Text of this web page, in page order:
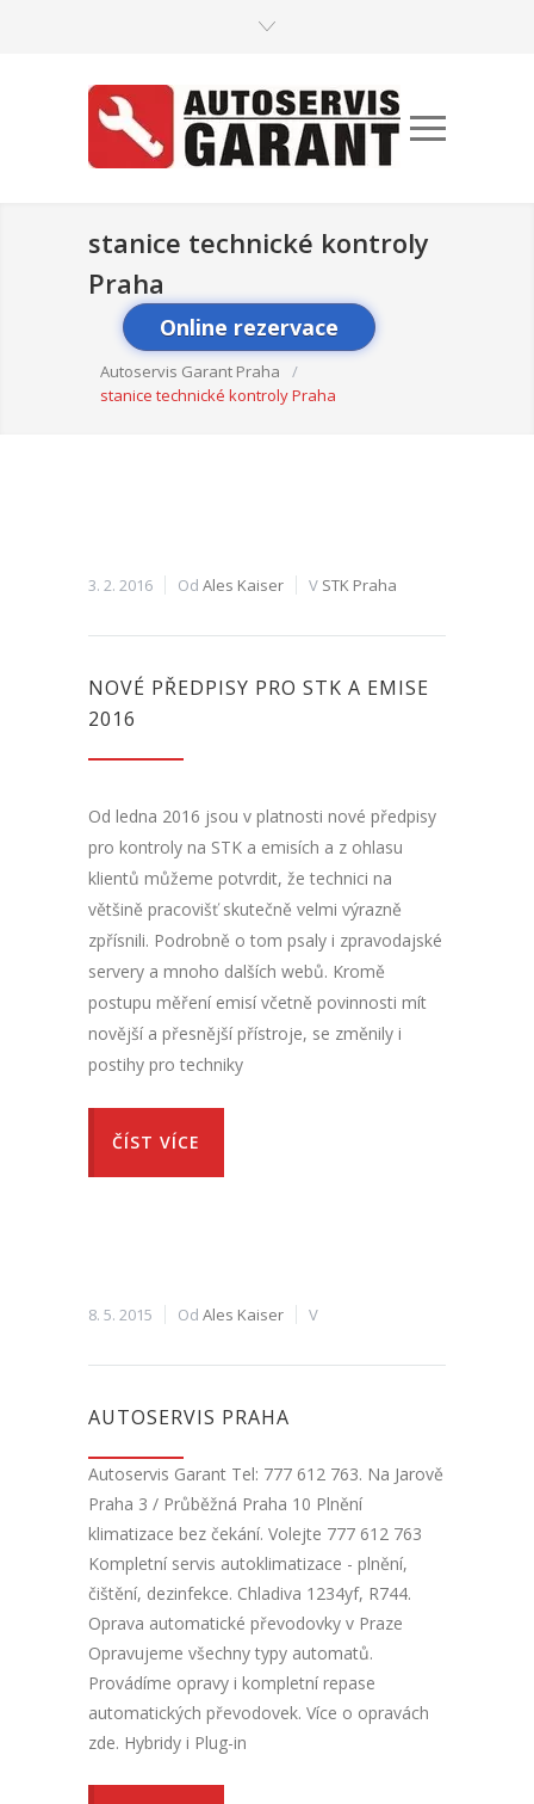
stanice technické kontroly
Praha
Online rezervace
Autoservis Garant Praha
/
stanice technické kontroly Praha
3. 2. 2016 Od Ales Kaiser V STK Praha
NOVÉ PŘEDPISY PRO STK A EMISE
2016
Od ledna 2016 jsou v platnosti nové předpisy
pro kontroly na STK a emisích a z ohlasu
klientů můžeme potvrdit, že technici na
většině pracovišť skutečně velmi výrazně
zpřísnili. Podrobně o tom psaly i zpravodajské
servery a mnoho dalších webů. Kromě
postupu měření emisí včetně povinnosti mít
novější a přesnější přístroje, se změnily i
postihy pro techniky
ČÍST VÍCE
8. 5. 2015 Od Ales Kaiser V
AUTOSERVIS PRAHA
Autoservis Garant Tel: 777 612 763. Na Jarově
Praha 3 / Průběžná Praha 10 Plnění
klimatizace bez čekání. Volejte 777 612 763
Kompletní servis autoklimatizace - plnění,
čištění, dezinfekce. Chladiva 1234yf, R744.
Oprava automatické převodovky v Praze
Opravujeme všechny typy automatů.
Provádíme opravy i kompletní repase
automatických převodovek. Více o opravách
zde. Hybridy i Plug-in